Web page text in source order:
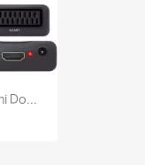
Do...